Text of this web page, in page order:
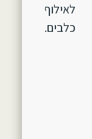
לאילוף
כלבים.